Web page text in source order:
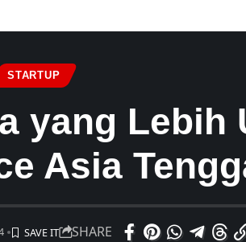
STARTUP
yang Lebih
Asia
SHARE